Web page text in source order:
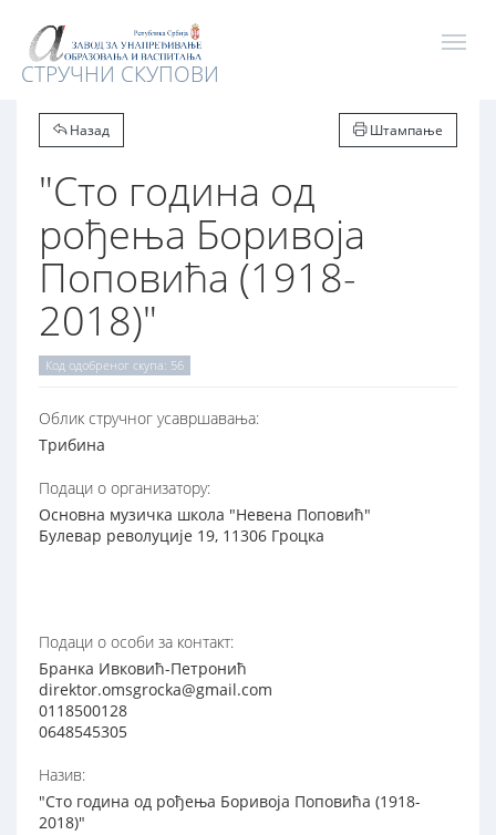
СТРУЧНИ СКУПОВИ
Назад Штампање
"Сто година од
рођења Боривоја
Поповића (1918-
2018)"
Код одобреног скупа: 56
Oблик стручног усавршавања:
Трибина
Подаци о организатору:
Основна музичка школа "Невена Поповић"
Булевар револуције 19, 11306 Гроцка
Подаци о особи за контакт:
Бранка Ивковић-Петронић
direktor.omsgrocka@gmail.com
0118500128
0648545305
Назив:
"Сто година од рођења Боривоја Поповића (1918-
2018)"